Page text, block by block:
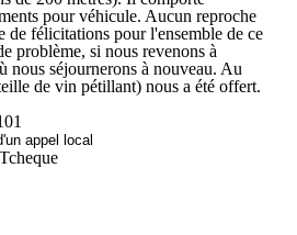
pour véhicule. Aucun reproche
de félicitations pour l'ensemble de ce
problème, si nous revenons à
nous séjournerons à nouveau. Au
de vin pétillant) nous a été offert.
appel local